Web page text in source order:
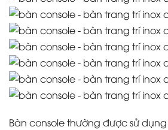
Bàn console thường được sử